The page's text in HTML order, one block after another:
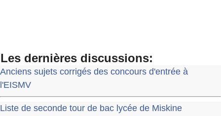
Les dernières discussions:
Anciens sujets corrigés des concours d'entrée à
l'EISMV
Liste de seconde tour de bac lycée de Miskine